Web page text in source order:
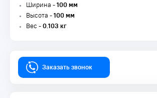
Ширина -100 мм
Высота -100 мм
Вес -0.103 кг
Заказать звонок